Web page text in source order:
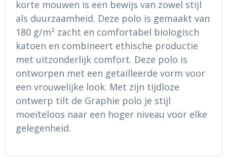
Ondergoed en Sokken
Regenkleding
Gereedschap
Schoenen
Hoofdbescherming
Gehoorbescherming
Ademhalingsbescherming
Sokken en Nachtkleding
Regenkleding
Schoenen
Gilets
korte mouwen is een bewijs van zowel stijl
als duurzaamheid. Deze polo is gemaakt van
180 g/m² zacht en comfortabel biologisch
katoen en combineert ethische productie
met uitzonderlijk comfort. Deze polo is
ontworpen met een getailleerde vorm voor
een vrouwelijke look. Met zijn tijdloze
ontwerp tilt de Graphie polo je stijl
moeiteloos naar een hoger niveau voor elke
gelegenheid.